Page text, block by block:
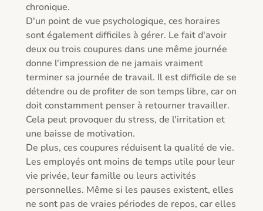
chronique.
D'un point de vue psychologique, ces horaires
sont également difficiles à gérer. Le fait d'avoir
deux ou trois coupures dans une même journée
donne l'impression de ne jamais vraiment
terminer sa journée de travail. Il est difficile de se
détendre ou de profiter de son temps libre, car on
doit constamment penser à retourner travailler.
Cela peut provoquer du stress, de l'irritation et
une baisse de motivation.
De plus, ces coupures réduisent la qualité de vie.
Les employés ont moins de temps utile pour leur
vie privée, leur famille ou leurs activités
personnelles. Même si les pauses existent, elles
ne sont pas de vraies périodes de repos, car elles